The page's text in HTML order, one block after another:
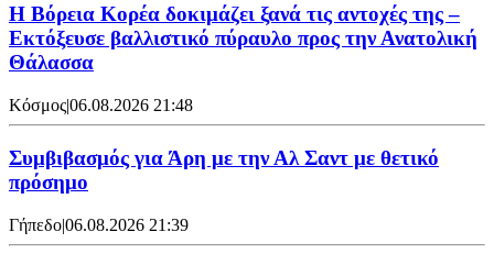
Η Βόρεια Κορέα δοκιμάζει ξανά τις αντοχές της –
Εκτόξευσε βαλλιστικό πύραυλο προς την Ανατολική
Θάλασσα
Κόσμος|06.08.2026 21:48
Συμβιβασμός για Άρη με την Αλ Σαντ με θετικό
πρόσημο
Γήπεδο|06.08.2026 21:39